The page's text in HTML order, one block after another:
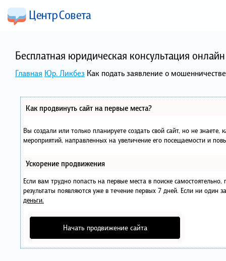
Бесплатная юридическая консультация
Главная Юр. Ликбез Как подать заявление о
Как продвинуть сайт на первые места?
Вы создали или только планируете создать свой сайт, но не
мероприятий, направленных на увеличение его посещаемости и
Ускорение продвижения
Если вам трудно попасть на первые места в поиске
результаты появляются уже в течение первых 7 дней. Если ни один
деньги.
Начать продвижение сайта